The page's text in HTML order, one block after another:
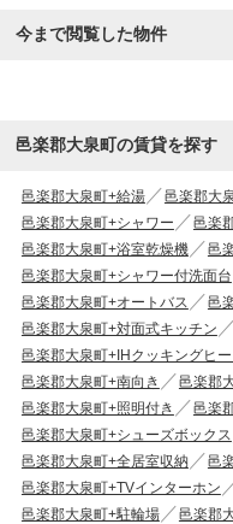
今まで閲覧した物件
邑楽郡大泉町の賃貸を探す
邑楽郡大泉町+給湯
邑楽郡大
邑楽郡大泉町+シャワー
邑楽
邑楽郡大泉町+浴室乾燥機
邑
邑楽郡大泉町+シャワー付洗面台
邑楽郡大泉町+オートバス
邑
邑楽郡大泉町+対面式キッチン
邑楽郡大泉町+IHクッキングヒ
邑楽郡大泉町+南向き
邑楽郡
邑楽郡大泉町+照明付き
邑楽
邑楽郡大泉町+シューズボックス
邑楽郡大泉町+全居室収納
邑
邑楽郡大泉町+TVインターホン
邑楽郡大泉町+駐輪場
邑楽郡